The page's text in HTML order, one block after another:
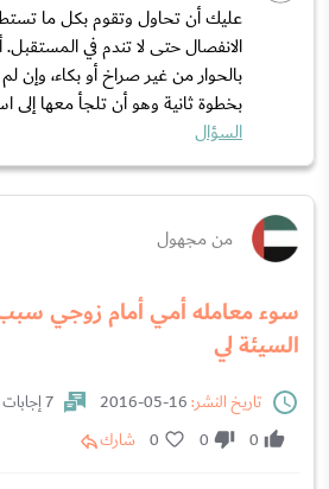
عليك أن تحاول وتقوم بكل ما
الانفصال حتى لا تندم في المستقبل.
بالحوار من غير صراخ أو بكاء، وإن
بخطوة ثانية وهو أن تلجأ معها إلى
السؤال
من مجهول
سوء معامله أمي أمام زوجي
السيئة لي
تاريخ النشر:
7 إجابات
0
0
0 شارك